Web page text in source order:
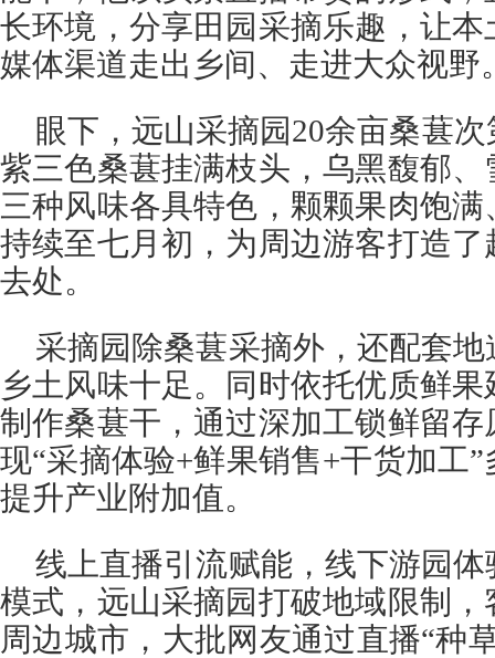
长环境，分享田园采摘乐趣，让
媒体渠道走出乡间、走进大众视野
眼下，远山采摘园20余亩桑葚
紫三色桑葚挂满枝头，乌黑馥郁
三种风味各具特色，颗颗果肉饱
持续至七月初，为周边游客打造
去处。
采摘园除桑葚采摘外，还配套
乡土风味十足。同时依托优质鲜
制作桑葚干，通过深加工锁鲜留
现“采摘体验+鲜果销售+干货加工
提升产业附加值。
线上直播引流赋能，线下游园
模式，远山采摘园打破地域限制
周边城市，大批网友通过直播“种